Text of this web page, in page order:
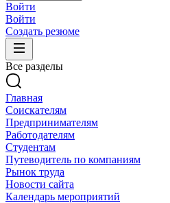
Войти
Войти
Создать резюме
Все разделы
Главная
Соискателям
Предпринимателям
Работодателям
Студентам
Путеводитель по компаниям
Рынок труда
Новости сайта
Календарь мероприятий